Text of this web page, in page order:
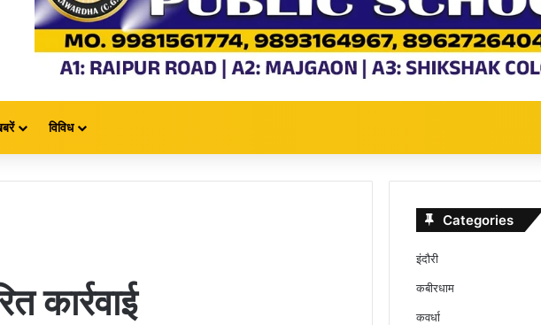
विविध
कार्रवाई
Categories
इंदौरी
कबीरधाम
कवर्धा